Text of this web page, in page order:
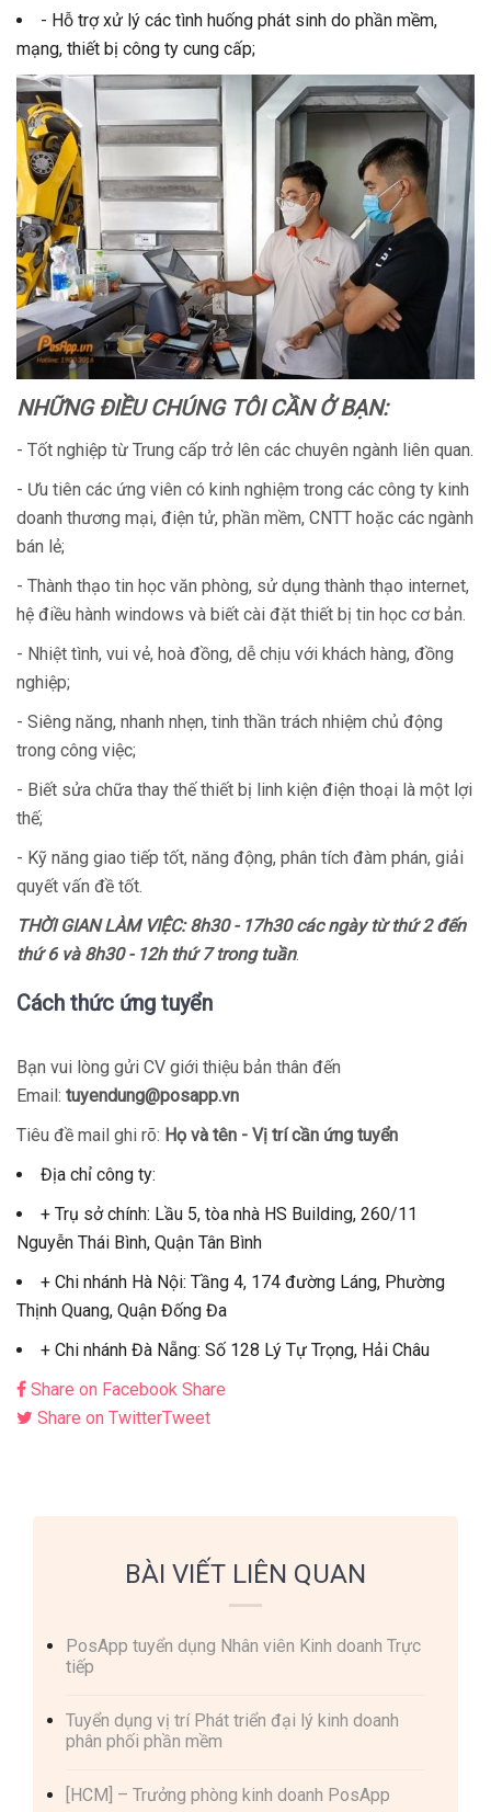
- Hỗ trợ xử lý các tình huống phát sinh do phần mềm,
mạng, thiết bị công ty cung cấp;
NHỮNG ĐIỀU CHÚNG TÔI CẦN Ở BẠN:
- Tốt nghiệp từ Trung cấp trở lên các chuyên ngành liên quan.
- Ưu tiên các ứng viên có kinh nghiệm trong các công ty kinh
doanh thương mại, điện tử, phần mềm, CNTT hoặc các ngành
bán lẻ;
- Thành thạo tin học văn phòng, sử dụng thành thạo internet,
hệ điều hành windows và biết cài đặt thiết bị tin học cơ bản.
- Nhiệt tình, vui vẻ, hoà đồng, dễ chịu với khách hàng, đồng
nghiệp;
- Siêng năng, nhanh nhẹn, tinh thần trách nhiệm chủ động
trong công việc;
- Biết sửa chữa thay thế thiết bị linh kiện điện thoại là một lợi
thế;
- Kỹ năng giao tiếp tốt, năng động, phân tích đàm phán, giải
quyết vấn đề tốt.
THỜI GIAN LÀM VIỆC: 8h30 - 17h30 các ngày từ thứ 2 đến
thứ 6 và 8h30 - 12h thứ 7 trong tuần.
Cách thức ứng tuyển
Bạn vui lòng gửi CV giới thiệu bản thân đến
Email: tuyendung@posapp.vn
Tiêu đề mail ghi rõ: Họ và tên - Vị trí cần ứng tuyển
Địa chỉ công ty:
+ Trụ sở chính: Lầu 5, tòa nhà HS Building, 260/11
Nguyễn Thái Bình, Quận Tân Bình
+ Chi nhánh Hà Nội: Tầng 4, 174 đường Láng, Phường
Thịnh Quang, Quận Đống Đa
+ Chi nhánh Đà Nẵng: Số 128 Lý Tự Trọng, Hải Châu
Share on Facebook Share
Share on TwitterTweet
BÀI VIẾT LIÊN QUAN
PosApp tuyển dụng Nhân viên Kinh doanh Trực
tiếp
Tuyển dụng vị trí Phát triển đại lý kinh doanh
phân phối phần mềm
[HCM] – Trưởng phòng kinh doanh PosApp